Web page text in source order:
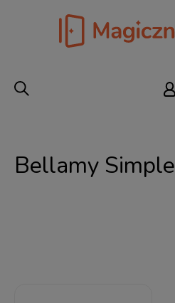
Bellamy Simple